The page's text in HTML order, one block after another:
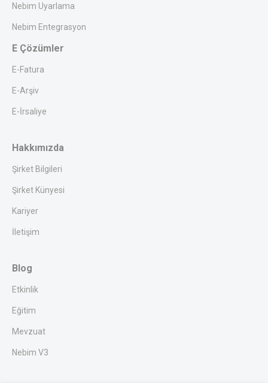
Nebim Uyarlama
Nebim Entegrasyon
E Çözümler
E-Fatura
E-Arşiv
E-İrsaliye
Hakkımızda
Şirket Bilgileri
Şirket Künyesi
Kariyer
İletişim
Blog
Etkinlik
Eğitim
Mevzuat
Nebim V3